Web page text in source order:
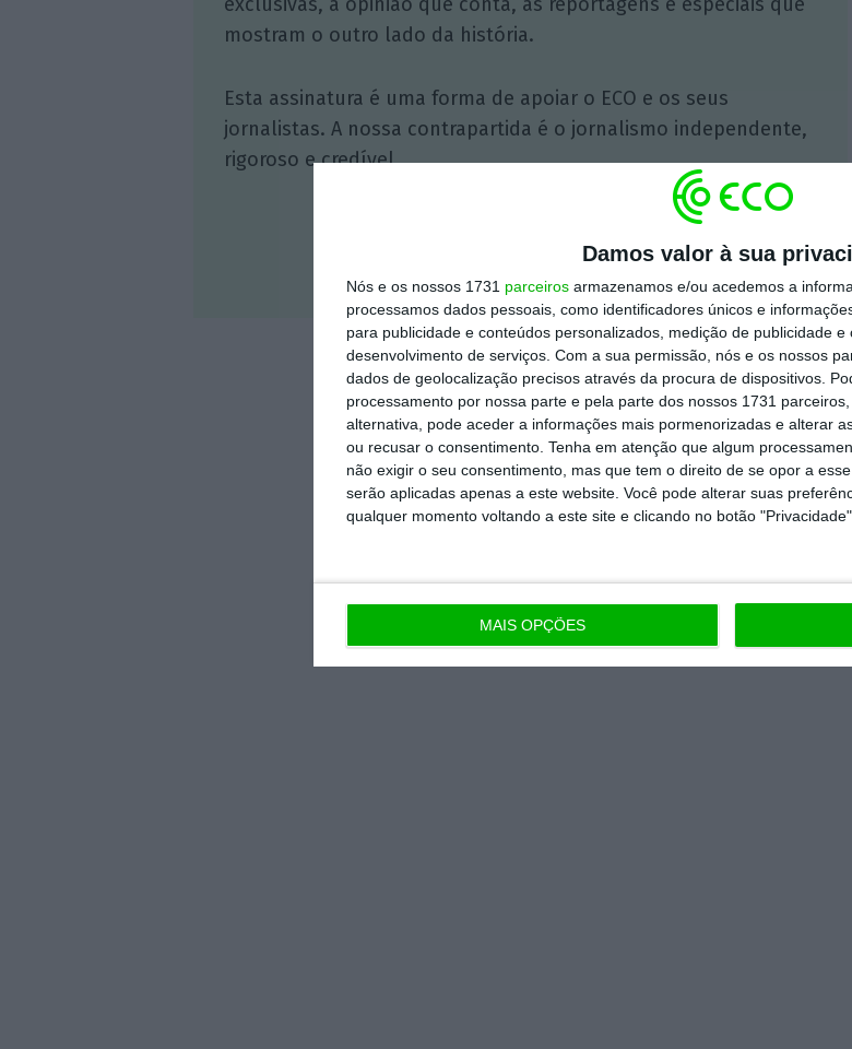
Damos valor à sua
Nós e os nossos 1731 parceiros armazenamos e/ou acedemos a
processamos dados pessoais, como identificadores únicos e
para publicidade e conteúdos personalizados, medição de publicidade
desenvolvimento de serviços. Com a sua permissão, nós e os nossos
dados de geolocalização precisos através da procura de dispositivos.
processamento por nossa parte e pela parte dos nossos 1731
alternativa, pode aceder a informações mais pormenorizadas e alterar
ou recusar o consentimento. Tenha em atenção que algum
não exigir o seu consentimento, mas que tem o direito de se opor a
serão aplicadas apenas a este website. Você pode alterar suas
qualquer momento voltando a este site e clicando no botão
MAIS OPÇÕES
mostram o outro lado da história.
Esta assinatura é uma forma de apoiar o ECO e os seus
jornalistas. A nossa contrapartida é o jornalismo independente,
rigoroso e credível.
Veja todos os planos